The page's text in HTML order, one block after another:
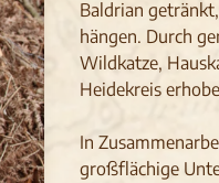
Baldrian
hängen. Durch
Wildkatze,
Heidekreis
In
großflächige